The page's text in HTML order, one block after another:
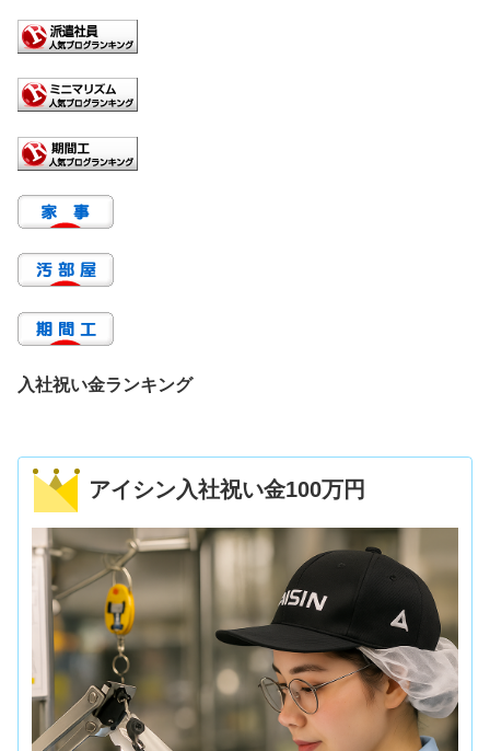
入社祝い金ランキング
アイシン入社祝い金100万円